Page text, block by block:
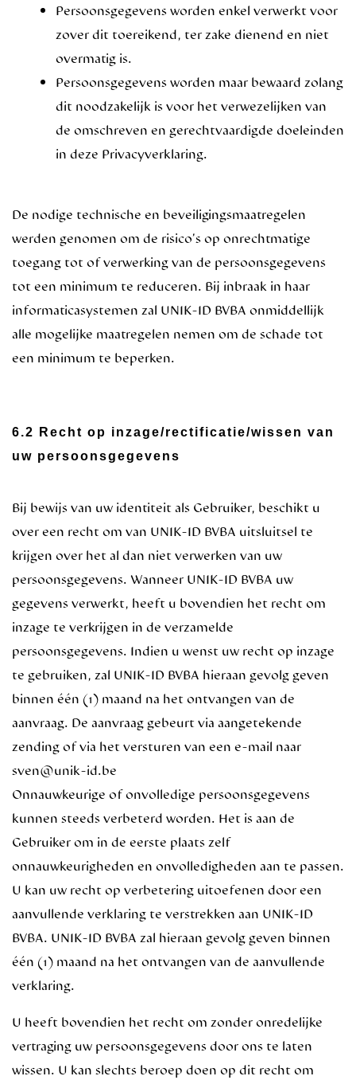
Persoonsgegevens worden enkel verwerkt voor
zover dit toereikend, ter zake dienend en niet
overmatig is.
Persoonsgegevens worden maar bewaard zolang
dit noodzakelijk is voor het verwezelijken van
de omschreven en gerechtvaardigde doeleinden
in deze Privacyverklaring.
De nodige technische en beveiligingsmaatregelen
werden genomen om de risico’s op onrechtmatige
toegang tot of verwerking van de persoonsgegevens
tot een minimum te reduceren. Bij inbraak in haar
informaticasystemen zal UNIK-ID BVBA onmiddellijk
alle mogelijke maatregelen nemen om de schade tot
een minimum te beperken.
6.2 Recht op inzage/rectificatie/wissen van
uw persoonsgegevens
Bij bewijs van uw identiteit als Gebruiker, beschikt u
over een recht om van UNIK-ID BVBA uitsluitsel te
krijgen over het al dan niet verwerken van uw
persoonsgegevens. Wanneer UNIK-ID BVBA uw
gegevens verwerkt, heeft u bovendien het recht om
inzage te verkrijgen in de verzamelde
persoonsgegevens. Indien u wenst uw recht op inzage
te gebruiken, zal UNIK-ID BVBA hieraan gevolg geven
binnen één (1) maand na het ontvangen van de
aanvraag. De aanvraag gebeurt via aangetekende
zending of via het versturen van een e-mail naar
sven@unik-id.be
Onnauwkeurige of onvolledige persoonsgegevens
kunnen steeds verbeterd worden. Het is aan de
Gebruiker om in de eerste plaats zelf
onnauwkeurigheden en onvolledigheden aan te passen.
U kan uw recht op verbetering uitoefenen door een
aanvullende verklaring te verstrekken aan UNIK-ID
BVBA. UNIK-ID BVBA zal hieraan gevolg geven binnen
één (1) maand na het ontvangen van de aanvullende
verklaring.
U heeft bovendien het recht om zonder onredelijke
vertraging uw persoonsgegevens door ons te laten
wissen. U kan slechts beroep doen op dit recht om